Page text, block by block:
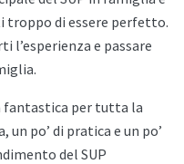
troppo di essere perfetto.
l’esperienza e passare
fantastica per tutta la
po’ di pratica e un po’
del SUP